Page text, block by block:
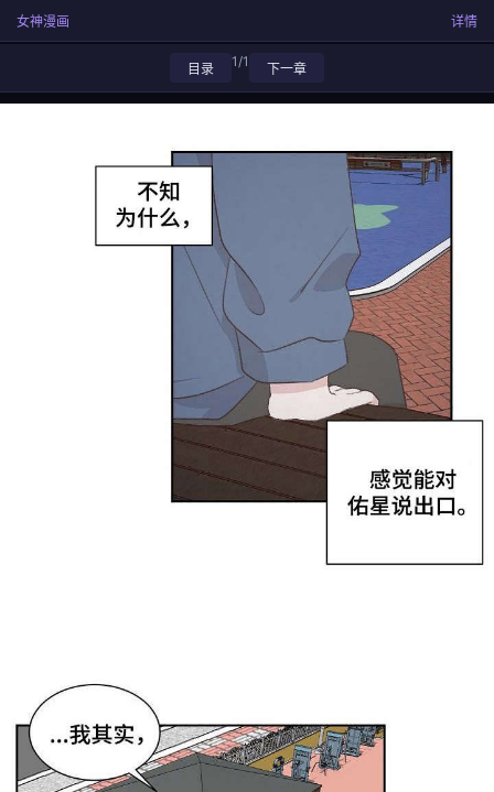
女神漫画 详情
目录 1/1 下一章